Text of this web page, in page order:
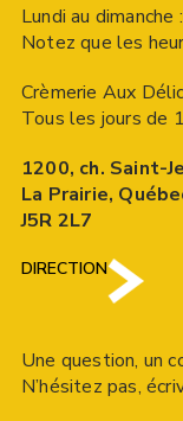
Lundi au dimanche
Notez que les
Crèmerie Aux
Tous les jours de
1200, ch. Saint-
La Prairie,
J5R 2L7
DIRECTION
Une question, un
N’hésitez pas,